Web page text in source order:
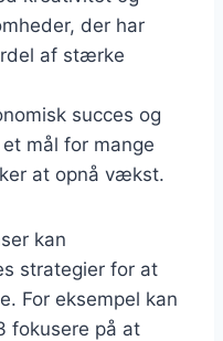
der har
af stærke
succes og
mål for mange
at opnå vækst.
kan
strategier for at
For eksempel kan
fokusere på at